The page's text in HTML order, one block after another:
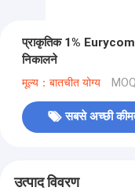
प्राकृतिक 1%
निकालने
मूल्य：बातचीत योग्य
सबसे अच्छी
उत्पाद विवरण